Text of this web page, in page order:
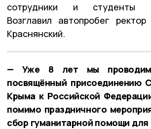
сотрудники и студенты
Возглавил автопробег
Краснянский.
— Уже 8 лет мы проводим
посвящённый присоединению
Крыма к Российской
помимо праздничного
сбор гуманитарной помощи для